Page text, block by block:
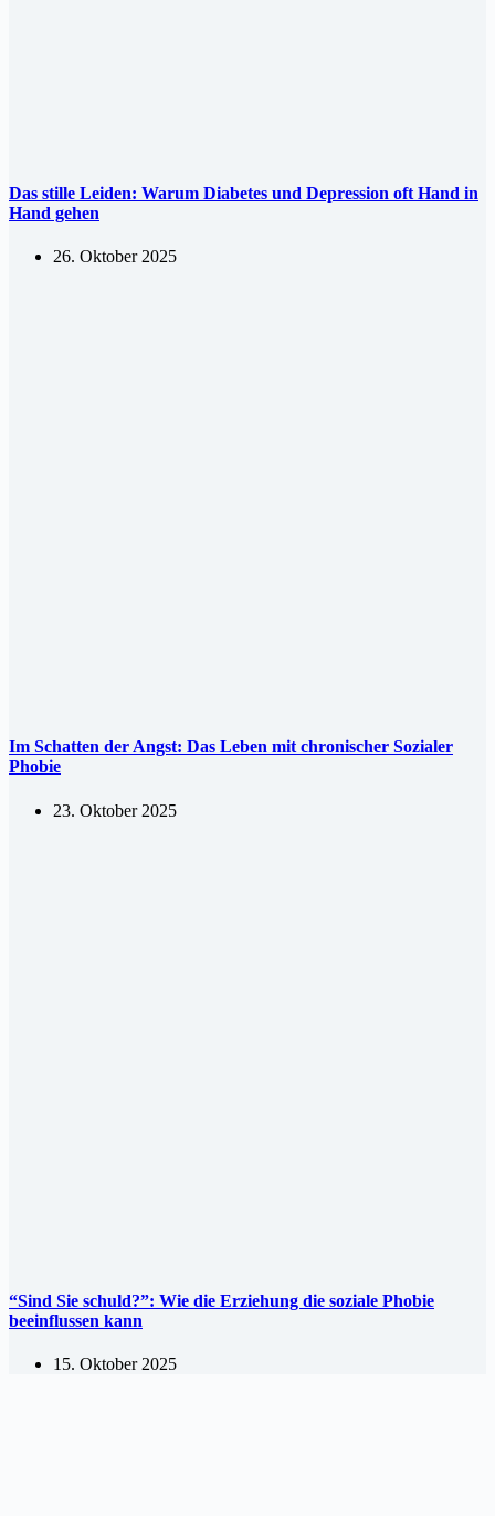
Das stille Leiden: Warum Diabetes und Depression oft Hand in
Hand gehen
26. Oktober 2025
Im Schatten der Angst: Das Leben mit chronischer Sozialer
Phobie
23. Oktober 2025
“Sind Sie schuld?”: Wie die Erziehung die soziale Phobie
beeinflussen kann
15. Oktober 2025